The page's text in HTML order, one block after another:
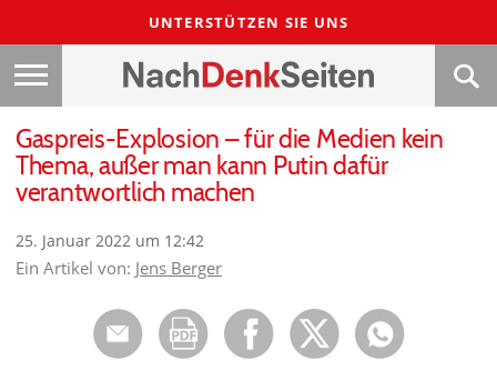
UNTERSTÜTZEN SIE UNS
Gaspreis-Explosion – für die Medien kein
Thema, außer man kann Putin dafür
verantwortlich machen
25. Januar 2022 um 12:42
Ein Artikel von: Jens Berger